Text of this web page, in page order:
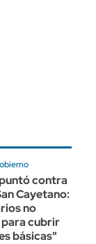
contra
Cayetano:
no
para cubrir
básicas"